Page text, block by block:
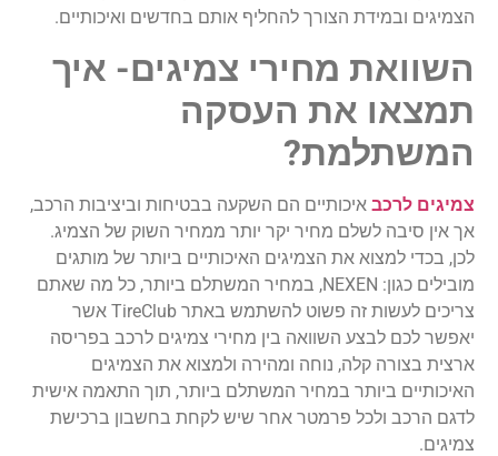
הצמיגים ובמידת הצורך להחליף אותם בחדשים ואיכותיים.
השוואת מחירי צמיגים- איך
תמצאו את העסקה
המשתלמת?
צמיגים לרכב איכותיים הם השקעה בבטיחות וביציבות הרכב,
אך אין סיבה לשלם מחיר יקר יותר ממחיר השוק של הצמיג.
לכן, בכדי למצוא את הצמיגים האיכותיים ביותר של מותגים
מובילים כגון: NEXEN, במחיר המשתלם ביותר, כל מה שאתם
צריכים לעשות זה פשוט להשתמש באתר TireClub אשר
יאפשר לכם לבצע השוואה בין מחירי צמיגים לרכב בפריסה
ארצית בצורה קלה, נוחה ומהירה ולמצוא את הצמיגים
האיכותיים ביותר במחיר המשתלם ביותר, תוך התאמה אישית
לדגם הרכב ולכל פרמטר אחר שיש לקחת בחשבון ברכישת
צמיגים.